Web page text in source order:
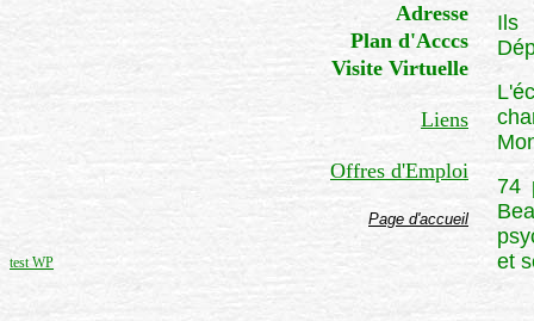
Adresse
Plan d'Acccs
Visite Virtuelle
Liens
Offres d'Emploi
Page d'accueil
test WP
Ils
74
et